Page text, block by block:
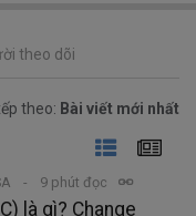
theo dõi
theo: Bài viết mới nhất
9 phút đọc
là gì? Change